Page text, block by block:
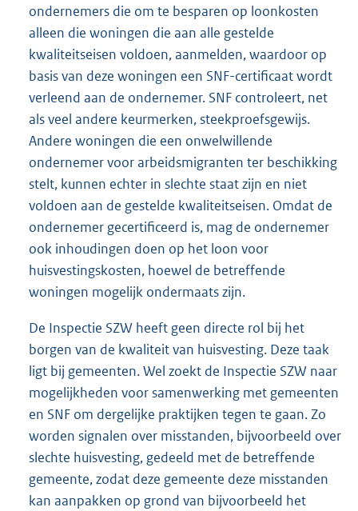
ondernemers die om te besparen op loonkosten
alleen die woningen die aan alle gestelde
kwaliteitseisen voldoen, aanmelden, waardoor op
basis van deze woningen een SNF-certificaat wordt
verleend aan de ondernemer. SNF controleert, net
als veel andere keurmerken, steekproefsgewijs.
Andere woningen die een onwelwillende
ondernemer voor arbeidsmigranten ter beschikking
stelt, kunnen echter in slechte staat zijn en niet
voldoen aan de gestelde kwaliteitseisen. Omdat de
ondernemer gecertificeerd is, mag de ondernemer
ook inhoudingen doen op het loon voor
huisvestingskosten, hoewel de betreffende
woningen mogelijk ondermaats zijn.
De Inspectie SZW heeft geen directe rol bij het
borgen van de kwaliteit van huisvesting. Deze taak
ligt bij gemeenten. Wel zoekt de Inspectie SZW naar
mogelijkheden voor samenwerking met gemeenten
en SNF om dergelijke praktijken tegen te gaan. Zo
worden signalen over misstanden, bijvoorbeeld over
slechte huisvesting, gedeeld met de betreffende
gemeente, zodat deze gemeente deze misstanden
kan aanpakken op grond van bijvoorbeeld het